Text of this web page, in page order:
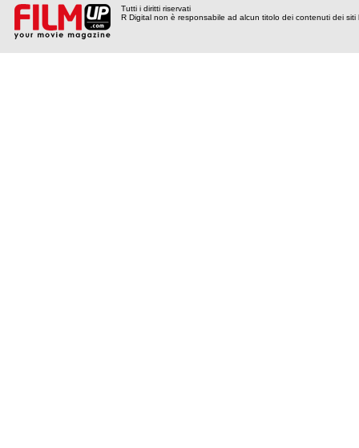
Tutti i diritti riservati
R Digital non è responsabile ad alcun titolo dei contenuti dei siti